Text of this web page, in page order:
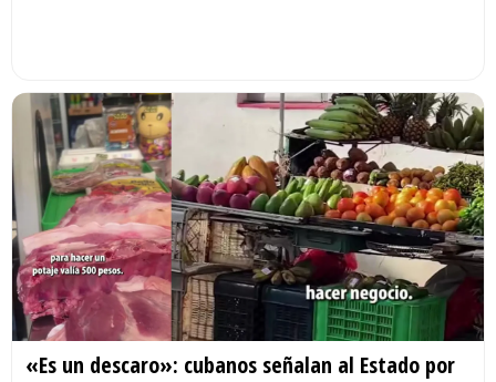
«Es un descaro»: cubanos señalan al Estado por